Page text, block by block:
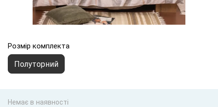
Розмір комплекта
Полуторний
Немає в наявності